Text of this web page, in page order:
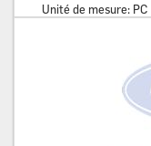
Unité de mesure: PC